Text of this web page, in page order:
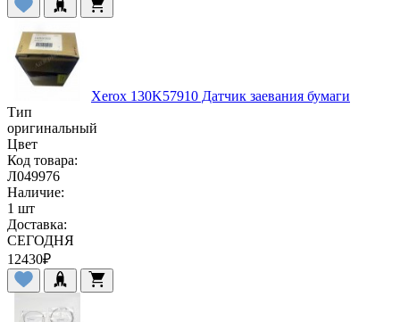
Xerox 130K57910 Датчик заевания бумаги
Тип
оригинальный
Цвет
Код товара:
Л049976
Наличие:
1 шт
Доставка:
СЕГОДНЯ
12430₽